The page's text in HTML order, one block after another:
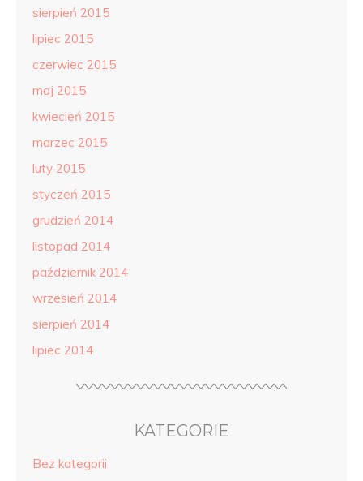
sierpień 2015
lipiec 2015
czerwiec 2015
maj 2015
kwiecień 2015
marzec 2015
luty 2015
styczeń 2015
grudzień 2014
listopad 2014
październik 2014
wrzesień 2014
sierpień 2014
lipiec 2014
KATEGORIE
Bez kategorii